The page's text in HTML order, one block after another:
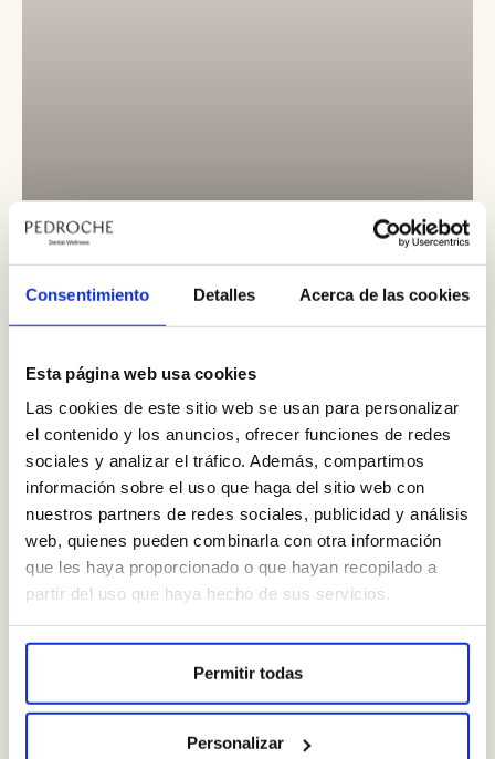
Consentimiento Detalles Acerca de las cookies
Esta página web usa cookies
Las cookies de este sitio web se usan para personalizar
el contenido y los anuncios, ofrecer funciones de redes
sociales y analizar el tráfico. Además, compartimos
información sobre el uso que haga del sitio web con
nuestros partners de redes sociales, publicidad y análisis
web, quienes pueden combinarla con otra información
que les haya proporcionado o que hayan recopilado a
partir del uso que haya hecho de sus servicios.
Permitir todas
Personalizar
Respira: Descubre el Poder
Transformador de la Respiración